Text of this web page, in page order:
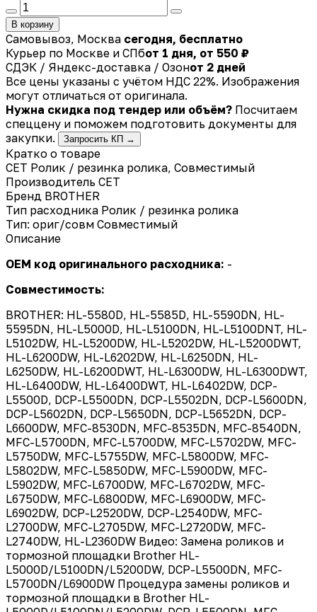
В корзину
Самовывоз, Москва сегодня, бесплатно
Курьер по Москве и СПбот 1 дня, от 550 ₽
СДЭК / Яндекс-доставка / Озонот 2 дней
Все цены указаны с учётом НДС 22%. Изображения
могут отличаться от оригинала.
Нужна скидка под тендер или объём? Посчитаем
спеццену и поможем подготовить документы для
закупки.
Запросить КП →
Кратко о товаре
CET Ролик / резинка ролика, Совместимый
Производитель CET
Бренд BROTHER
Тип расходника Ролик / резинка ролика
Тип: ориг/совм Совместимый
Описание
OEM код оригинального расходника: -
Совместимость:
BROTHER: HL-5580D, HL-5585D, HL-5590DN, HL-
5595DN, HL-L5000D, HL-L5100DN, HL-L5100DNT, HL-
L5102DW, HL-L5200DW, HL-L5202DW, HL-L5200DWT,
HL-L6200DW, HL-L6202DW, HL-L6250DN, HL-
L6250DW, HL-L6200DWT, HL-L6300DW, HL-L6300DWT,
HL-L6400DW, HL-L6400DWT, HL-L6402DW, DCP-
L5500D, DCP-L5500DN, DCP-L5502DN, DCP-L5600DN,
DCP-L5602DN, DCP-L5650DN, DCP-L5652DN, DCP-
L6600DW, MFC-8530DN, MFC-8535DN, MFC-8540DN,
MFC-L5700DN, MFC-L5700DW, MFC-L5702DW, MFC-
L5750DW, MFC-L5755DW, MFC-L5800DW, MFC-
L5802DW, MFC-L5850DW, MFC-L5900DW, MFC-
L5902DW, MFC-L6700DW, MFC-L6702DW, MFC-
L6750DW, MFC-L6800DW, MFC-L6900DW, MFC-
L6902DW, DCP-L2520DW, DCP-L2540DW, MFC-
L2700DW, MFC-L2705DW, MFC-L2720DW, MFC-
L2740DW, HL-L2360DW Видео: Замена роликов и
тормозной площадки Brother HL-
L5000D/L5100DN/L5200DW, DCP-L5500DN, MFC-
L5700DN/L6900DW Процедура замены роликов и
тормозной площадки в Brother HL-